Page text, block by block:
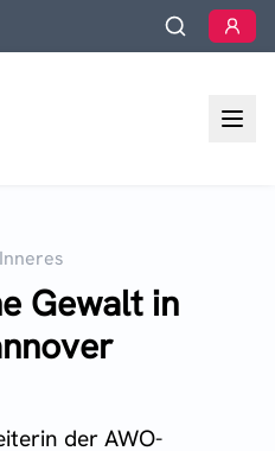
Inneres
Gewalt in
der AWO-